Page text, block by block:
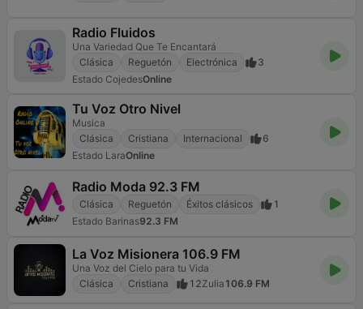
Radio Fluidos
Una Variedad Que Te Encantará
Clásica
Reguetón Electrónica
3
Estado CojedesOnline
Tu Voz Otro Nivel
Musica
Clásica
Cristiana Internacional
6
Estado LaraOnline
Radio Moda 92.3 FM
Clásica Reguetón Éxitos clásicos
1
Estado Barinas92.3 FM
La Voz Misionera 106.9 FM
Una Voz del Cielo para tu Vida
Clásica
Cristiana 12Zulia 106.9 FM